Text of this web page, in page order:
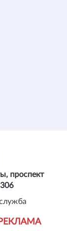
РЕКЛАМА
проспект